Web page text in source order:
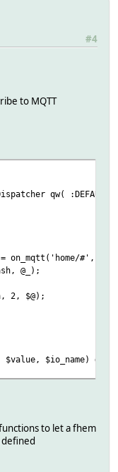
#4
to MQTT
qw( :DEFAULT
#', sub
$io_name) =
to let a fhem
defined